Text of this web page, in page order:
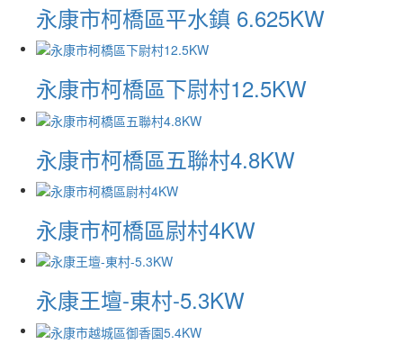
永康市柯橋區平水鎮 6.625KW
永康市柯橋區下尉村12.5KW
永康市柯橋區五聯村4.8KW
永康市柯橋區尉村4KW
永康王壇-東村-5.3KW